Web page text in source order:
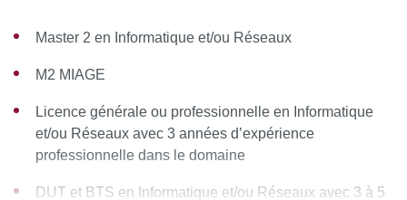
Master 2 en Informatique et/ou Réseaux
M2 MIAGE
Licence générale ou professionnelle en Informatique
et/ou Réseaux avec 3 années d’expérience
professionnelle dans le domaine
DUT et BTS en Informatique et/ou Réseaux avec 3 à 5